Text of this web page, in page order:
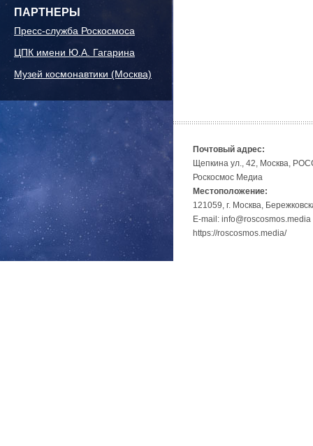
ПАРТНЕРЫ
Пресс-служба Роскосмоса
ЦПК имени Ю.А. Гагарина
Музей космонавтики (Москва)
Почтовый адрес:
Щепкина ул., 42, Москва,
Роскосмос Медиа
Местоположение:
121059, г. Москва,
E-mail: info@roscosmos.media
https://roscosmos.media/